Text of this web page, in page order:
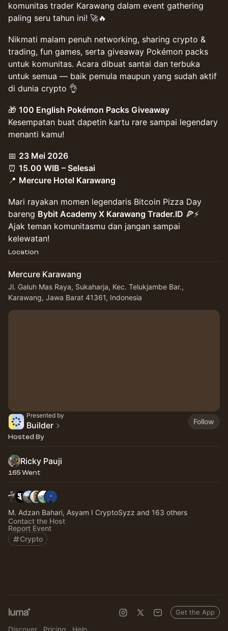
komunitas trader Karawang dalam event gathering
paling seru tahun ini! 🚀🔥
Nikmati malam penuh networking, sharing crypto &
trading, fun games, serta giveaway Pokémon packs
untuk komunitas. Acara dibuat santai dan terbuka
untuk semua — baik pemula maupun yang sudah aktif
di dunia crypto 👌
🎁 100 English Pokémon Packs Giveaway
Kesempatan buat dapetin kartu rare sampai legendary
menanti kamu!
📅 23 Mei 2026
⏰ 15.00 WIB – Selesai
📍 Mercure Hotel Karawang
Mari rayakan momen legendaris Bitcoin Pizza Day
bareng Bybit Academy X Karawang Trader.ID 🍕⚡
Ajak teman komunitasmu dan jangan sampai
kelewatan!
Location
Mercure Karawang
Jl. Galuh Mas Raya, Sukaharja, Kec. Telukjambe Bar.,
Karawang, Jawa Barat 41361, Indonesia
Presented by
Builder Follow
Hosted By
Ricky Pauji
165 Went
M. Adzan Bahari, Asyam I CryptoSyzz and 163 others
Contact the Host
Report Event
Crypto
Discover Pricing Help
Get the App